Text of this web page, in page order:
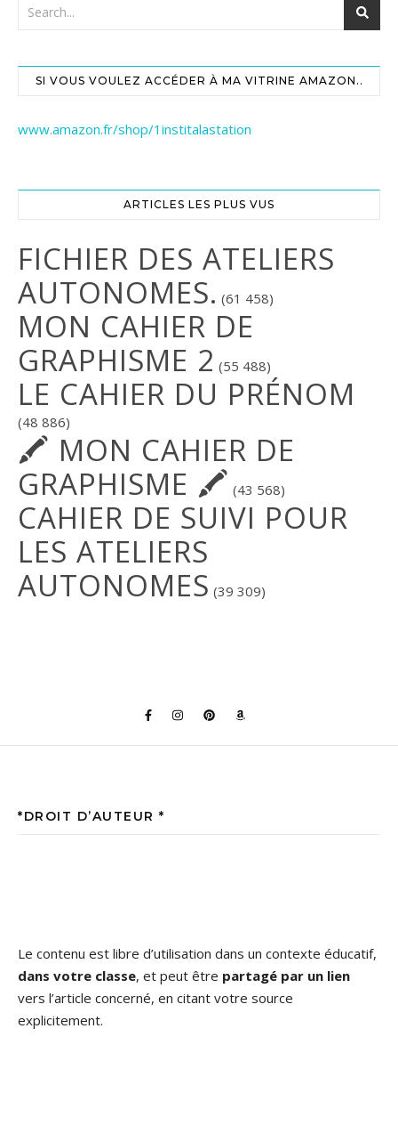
SI VOUS VOULEZ ACCÉDER À MA VITRINE AMAZON..
www.amazon.fr/shop/1institalastation
ARTICLES LES PLUS VUS
FICHIER DES ATELIERS
AUTONOMES. (61 458)
MON CAHIER DE
GRAPHISME 2 (55 488)
LE CAHIER DU PRÉNOM
(48 886)
🖍 MON CAHIER DE
GRAPHISME 🖍 (43 568)
CAHIER DE SUIVI POUR
LES ATELIERS
AUTONOMES (39 309)
*DROIT D’AUTEUR *
Le contenu est libre d’utilisation dans un contexte éducatif,
dans votre classe, et peut être partagé par un lien
vers l’article concerné, en citant votre source
explicitement.